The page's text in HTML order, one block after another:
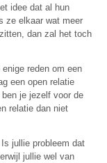
idee dat al hun
ze elkaar wat meer
dan zal het toch
reden om een
een open relatie
je jezelf voor de
relatie dan niet
jullie probleem dat
jullie wel van